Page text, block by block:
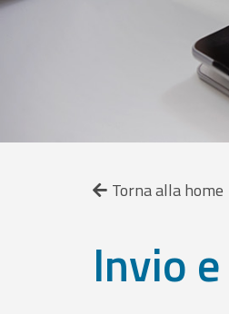
Torna alla home
Invio